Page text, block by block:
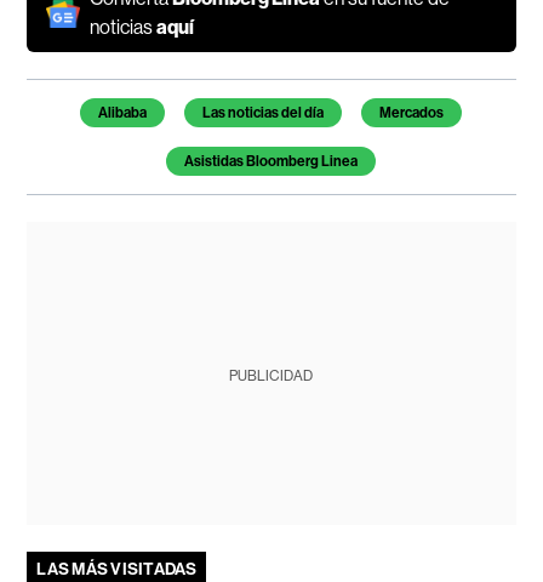
noticiasaquí
Temas de este artículo
Alibaba Las noticias del día Mercados
Asistidas Bloomberg Linea
PUBLICIDAD
LAS MÁS VISITADAS